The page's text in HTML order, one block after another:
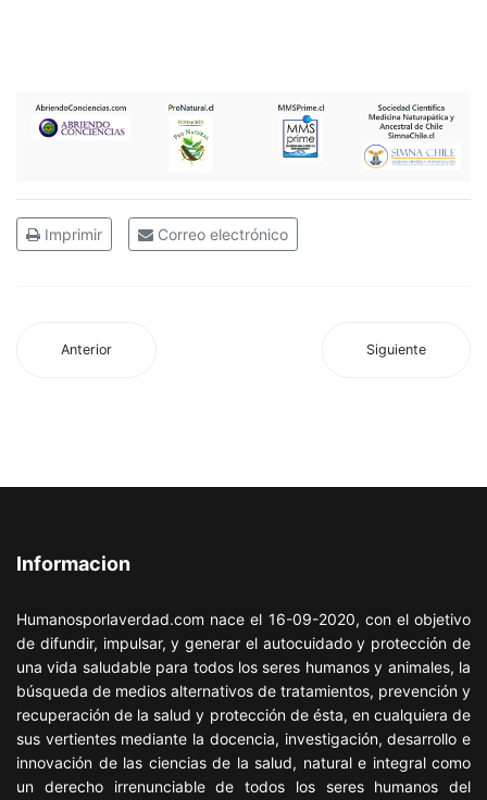
Imprimir Correo electrónico
Anterior Siguiente
Informacion
Humanosporlaverdad.com nace el 16-09-2020, con el objetivo
de difundir, impulsar, y generar el autocuidado y protección de
una vida saludable para todos los seres humanos y animales, la
búsqueda de medios alternativos de tratamientos, prevención y
recuperación de la salud y protección de ésta, en cualquiera de
sus vertientes mediante la docencia, investigación, desarrollo e
innovación de las ciencias de la salud, natural e integral como
un derecho irrenunciable de todos los seres humanos del